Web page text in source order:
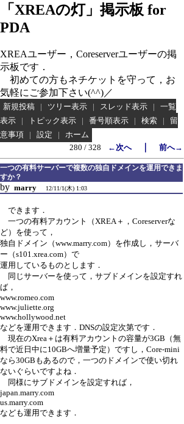
「XREAの灯」掲示板 for
PDA
XREAユーザー，Coreserverユーザーの掲
示板です．
初めての方もネチケットを守って，お
気軽にご参加下さい(^^)／
新規投稿 | ツリー表示 | スレッド表示 |
一覧
表示
| トピック表示 | 番号順表示 | 検索 |
留
意事項
| 設定 |
ホーム
280 / 328
←次へ｜ 前へ→
一つの有料サーバーで複数の独自ドメインを運用できま
すか？
by marry 12/11/1(木) 1:03
できます．
一つの有料アカウント（XREA＋，Coreserverな
ど）を使って，
独自ドメイン（www.marry.com）を作成し，サーバ
ー（s101.xrea.com）で
運用しているものとします．
同じサーバーを使って，サブドメインを設定すれ
ば，
www.romeo.com
www.juliette.org
www.hollywood.net
などを運用できます．DNSの設定次第です．
現在のXrea＋は有料アカウントの容量が3GB（無
料で近日中に10GBへ増量予定）ですし，Core-mini
なら30GBもあるので，一つのドメインで使い切れ
ないぐらいですよね．
同様にサブドメインを設定すれば，
japan.marry.com
us.marry.com
なども運用できます．